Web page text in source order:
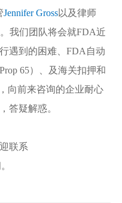
Jennifer Gross以及律师
我们团队将会就FDA近
遇到的困难、FDA自动
65）、及海关扣押和
向前来咨询的企业耐心
答疑解惑。
联系